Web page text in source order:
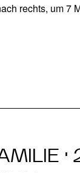
rechts, um 7
·